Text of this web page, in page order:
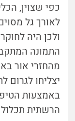
כפי שצוין,
לאורך גל
ולכן היה
התמונה
מהחזרי אור
יצליחו לגרום
באמצעות
הרשתית